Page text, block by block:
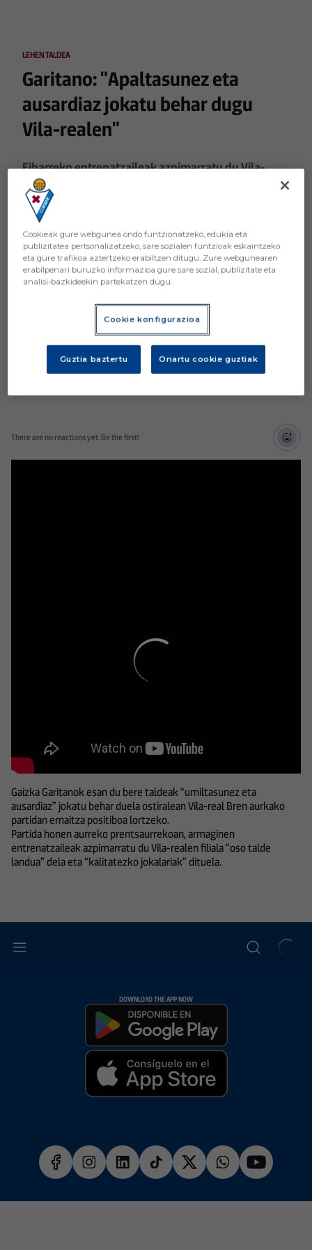
LEHEN TALDEA
Garitano: "Apaltasunez eta
ausardiaz jokatu behar dugu
Vila-realen"
Eibarreko entrenatzaileak azpimarratu du Vila-
realen filiala oso talde landua dela, kalitatezkoa
There are no reactions yet. Be the first!
Gaizka Garitanok esan du bere taldeak “umiltasunez eta
ausardiaz” jokatu behar duela ostiralean Vila-real Bren aurkako
partidan emaitza positiboa lortzeko.
Partida honen aurreko prentsaurrekoan, armaginen
entrenatzaileak azpimarratu du Vila-realen filiala “oso talde
landua” dela eta “kalitatezko jokalariak” dituela.
DOWNLOAD THE APP NOW
Cookieak gure webgunea ondo funtzionatzeko, edukia eta
publizitatea pertsonalizatzeko, sare sozialen funtzioak eskaintzeko
eta gure trafikoa aztertzeko erabiltzen ditugu. Zure webgunearen
erabilpenari buruzko informazioa gure sare sozial, publizitate eta
analisi-bazkideekin partekatzen dugu.
Cookie konfigurazioa
Guztia baztertu Onartu cookie guztiak